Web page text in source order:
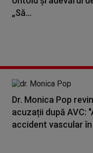
„Să...
Dr. Monica Pop
acuzații după AVC:
accident vascular în